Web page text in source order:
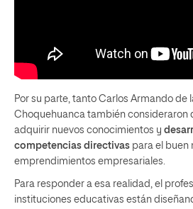
Por su parte, tanto Carlos Armando de
Choquehuanca también consideraron
adquirir nuevos conocimientos y
competencias directivas para el buen
emprendimientos empresariales.
Para responder a esa realidad, el
instituciones educativas están